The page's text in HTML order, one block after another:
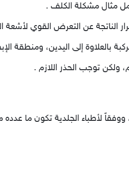
مثال مشكلة الكلف .
الناتجة عن التعرض القوي
بالعلاوة إلى اليدين، ومنطقة
ولكن توجب الحذر اللازم .
ووفقاً لأطباء الجلدية تكون ما